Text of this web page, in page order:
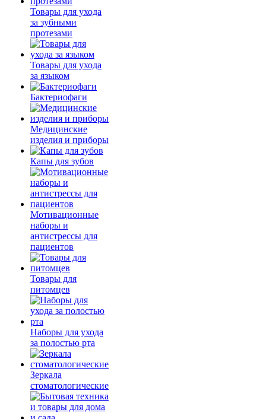
Товары для ухода
за зубными
протезами
Товары для ухода
за языком
Бактериофаги
Медицинские
изделия и приборы
Капы для зубов
Мотивационные
наборы и
антистрессы для
пациентов
Товары для
питомцев
Наборы для ухода
за полостью рта
Зеркала
стоматологические